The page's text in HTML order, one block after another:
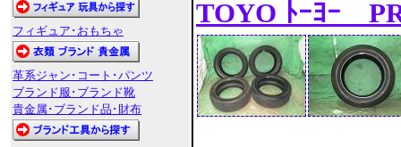
フィギュア･おもちゃ
革系ジャン･コート･パンツ
ブランド服･ブランド靴
貴金属･ブランド品･財布
TOYO ﾄｰﾖｰ